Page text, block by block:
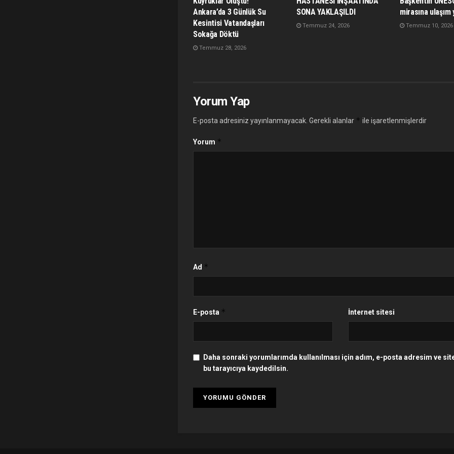
Ankara’da 3 Günlük Su
Kesintisi Vatandaşları
Sokağa Döktü
Temmuz 28, 2026
SONA YAKLAŞILDI
Temmuz 24, 2026
mirasına ulaşım
Temmuz 10, 2026
Yorum Yap
E-posta adresiniz yayınlanmayacak. Gerekli alanlar * ile işaretlenmişlerdir
Yorum *
Ad *
E-posta * İnternet sitesi
Daha sonraki yorumlarımda kullanılması için adım, e-posta adresim ve
bu tarayıcıya kaydedilsin.